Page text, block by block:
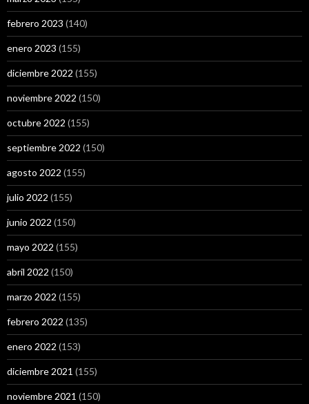
febrero 2023 (140)
enero 2023 (155)
diciembre 2022 (155)
noviembre 2022 (150)
octubre 2022 (155)
septiembre 2022 (150)
agosto 2022 (155)
julio 2022 (155)
junio 2022 (150)
mayo 2022 (155)
abril 2022 (150)
marzo 2022 (155)
febrero 2022 (135)
enero 2022 (153)
diciembre 2021 (155)
noviembre 2021 (150)